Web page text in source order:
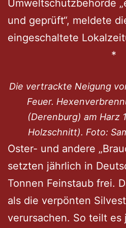
Umweltschutzbehörde
und geprüft“, meldete
eingeschaltete
*
Die vertrackte Neigung
Feuer.
(Derenburg) am Harz
Holzschnitt). Foto:
Oster- und andere
setzten jährlich in
Tonnen Feinstaub frei.
als die verpönten
verursachen. So teilt es